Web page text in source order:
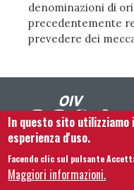
denominazioni di
precedentemente
prevedere dei
Footer menu
Contattaci Note legali
Mappa del sito
In questo sito
esperienza d'uso.
Facendo clic sul pulsante
Maggiori informazioni.